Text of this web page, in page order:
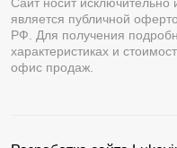
Сайт носит
является публичной
РФ. Для получения
характеристиках и
офис продаж.